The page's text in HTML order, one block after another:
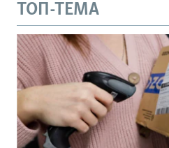
ТОП-ТЕМА